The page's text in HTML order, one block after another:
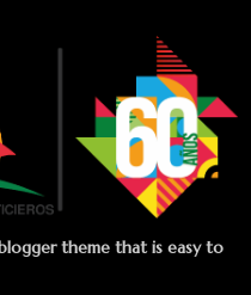
theme that is easy to